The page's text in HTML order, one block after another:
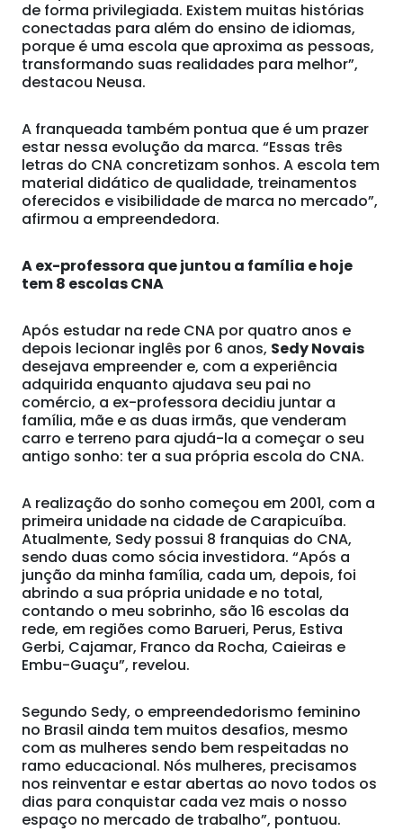
de forma privilegiada. Existem muitas histórias
conectadas para além do ensino de idiomas,
porque é uma escola que aproxima as pessoas,
transformando suas realidades para melhor”,
destacou Neusa.
A franqueada também pontua que é um prazer
estar nessa evolução da marca. “Essas três
letras do CNA concretizam sonhos. A escola tem
material didático de qualidade, treinamentos
oferecidos e visibilidade de marca no mercado”,
afirmou a empreendedora.
A ex-professora que juntou a família e hoje
tem 8 escolas CNA
Após estudar na rede CNA por quatro anos e
depois lecionar inglês por 6 anos, Sedy Novais
desejava empreender e, com a experiência
adquirida enquanto ajudava seu pai no
comércio, a ex-professora decidiu juntar a
família, mãe e as duas irmãs, que venderam
carro e terreno para ajudá-la a começar o seu
antigo sonho: ter a sua própria escola do CNA.
A realização do sonho começou em 2001, com a
primeira unidade na cidade de Carapicuíba.
Atualmente, Sedy possui 8 franquias do CNA,
sendo duas como sócia investidora. “Após a
junção da minha família, cada um, depois, foi
abrindo a sua própria unidade e no total,
contando o meu sobrinho, são 16 escolas da
rede, em regiões como Barueri, Perus, Estiva
Gerbi, Cajamar, Franco da Rocha, Caieiras e
Embu-Guaçu”, revelou.
Segundo Sedy, o empreendedorismo feminino
no Brasil ainda tem muitos desafios, mesmo
com as mulheres sendo bem respeitadas no
ramo educacional. Nós mulheres, precisamos
nos reinventar e estar abertas ao novo todos os
dias para conquistar cada vez mais o nosso
espaço no mercado de trabalho”, pontuou.